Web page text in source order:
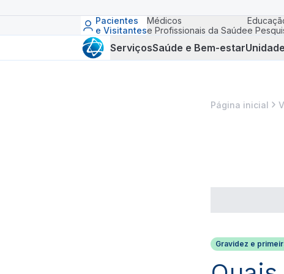
Pacientes
e Visitantes
Médicos
e Profissionais da Saúdee
ServiçosSaúde e Bem-estar
Página inicial
Gravidez e